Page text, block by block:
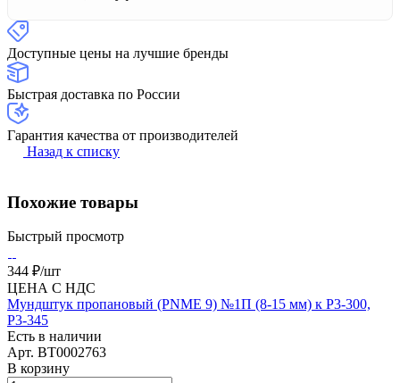
Доступные цены на лучшие бренды
Быстрая доставка по России
Гарантия качества от производителей
Назад к списку
Похожие товары
Быстрый просмотр
344 ₽/шт
ЦЕНА С НДС
Мундштук пропановый (PNME 9) №1П (8-15 мм) к Р3-300,
Р3-345
Есть в наличии
Арт. BT0002763
В корзину